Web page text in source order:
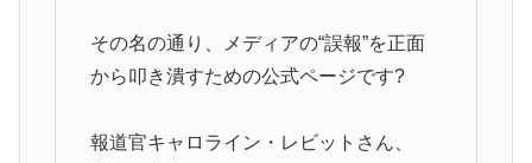
その名の通り、メディアの“誤報”を正面
から叩き潰すための公式ページです?
報道官キャロライン・レビットさん、